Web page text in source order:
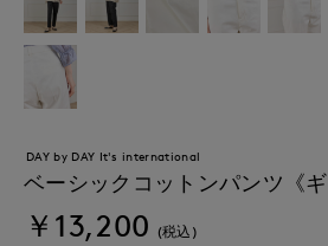
DAY by DAY It's international
ベーシックコットンパンツ《
￥13,200 (税込)